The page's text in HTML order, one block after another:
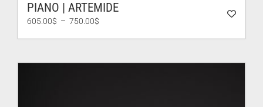
PIANO | ARTEMIDE
605.00$ – 750.00$